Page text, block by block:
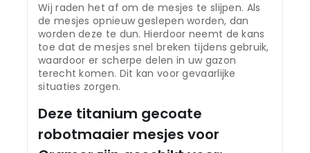
Wij raden het af om de mesjes te slijpen. Als
de mesjes opnieuw geslepen worden, dan
worden deze te dun. Hierdoor neemt de kans
toe dat de mesjes snel breken tijdens gebruik,
waardoor er scherpe delen in uw gazon
terecht komen. Dit kan voor gevaarlijke
situaties zorgen.
Deze titanium gecoate
robotmaaier mesjes voor